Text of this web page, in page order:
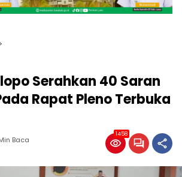
Serahkan 40 Saran
Rapat Pleno Terbuka
Baca
1458